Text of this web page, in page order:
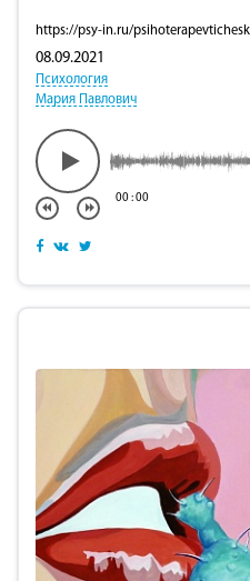
https://psy-in.ru/
08.09.2021
Психология
Мария Павлович
00:00